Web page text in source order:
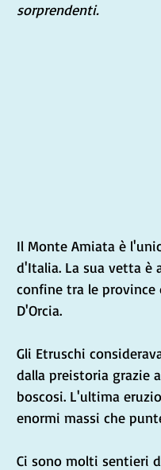
sorprendenti.
Il Monte Amiata è
d'Italia. La sua vetta è
confine tra le province
D'Orcia.
Gli Etruschi
dalla preistoria grazie
boscosi. L'ultima
enormi massi che
Ci sono molti sentieri